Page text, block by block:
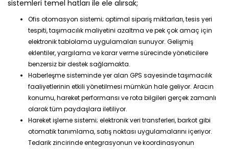
sistemleri temel hatları ile ele alırsak;
Ofis otomasyon sistemi; optimal sipariş miktarları, tesis yeri
tespiti, taşımacılık maliyetini azaltma ve pek çok amaç için
elektronik tablolama uygulamaları sunuyor. Gelişmiş
eklentiler, yargılama ve karar verme sürecinde yöneticilere
benzersiz bir destek sağlamakta.
Haberleşme sisteminde yer alan GPS sayesinde taşımacılık
faaliyetlerinin etkili yönetilmesi mümkün hale geliyor. Aracın
konumu, hareket performansı ve rota bilgileri gerçek zamanlı
olarak tüm paydaşlara iletiliyor.
Hareket işleme sistemi; elektronik veri transferleri, barkot gibi
otomatik tanımlama, satış noktası uygulamalarını içeriyor.
Tedarik zincirinde entegrasyonun ve koordinasyonun